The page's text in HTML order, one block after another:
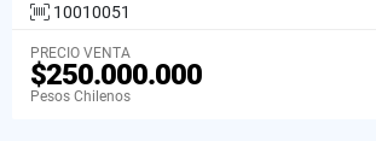
10010051
PRECIO VENTA
$250.000.000
Pesos Chilenos